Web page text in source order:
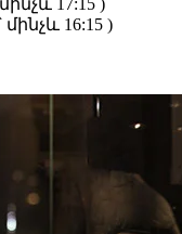
մինչև 16:15 )